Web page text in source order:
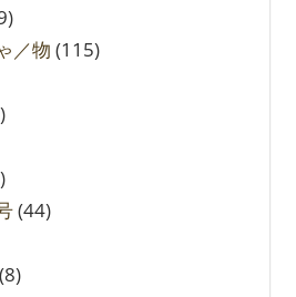
／物 (115)
(44)